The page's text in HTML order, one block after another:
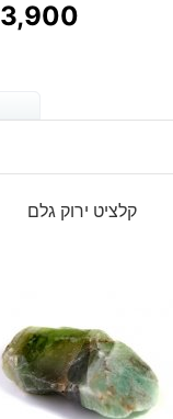
3,900
קלציט ירוק גלם